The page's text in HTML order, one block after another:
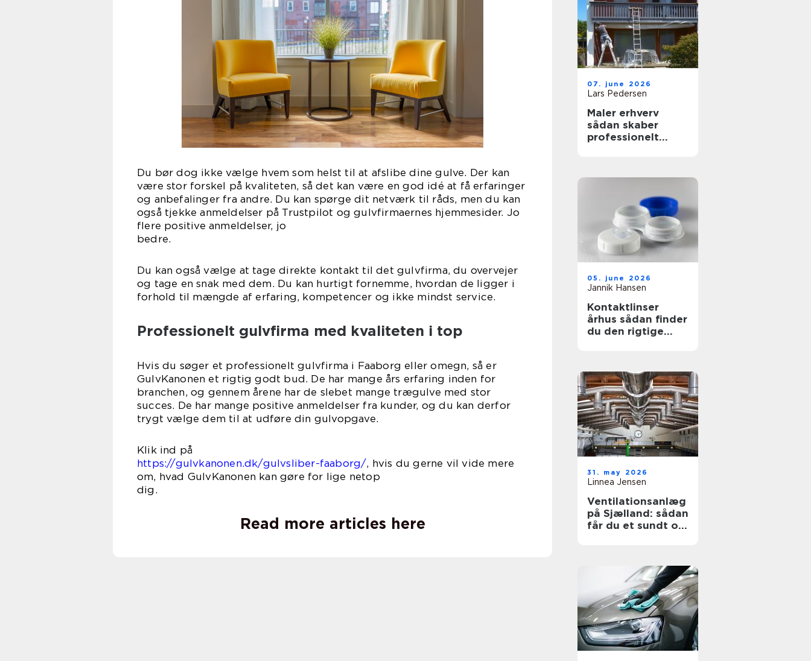
Du bør dog ikke vælge hvem som helst til at afslibe dine gulve. Der kan
være stor forskel på kvaliteten, så det kan være en god idé at få erfaringer
og anbefalinger fra andre. Du kan spørge dit netværk til råds, men du kan
også tjekke anmeldelser på Trustpilot og gulvfirmaernes hjemmesider. Jo
flere positive anmeldelser, jo
bedre.
Du kan også vælge at tage direkte kontakt til det gulvfirma, du overvejer
og tage en snak med dem. Du kan hurtigt fornemme, hvordan de ligger i
forhold til mængde af erfaring, kompetencer og ikke mindst service.
Professionelt gulvfirma med kvaliteten i top
Hvis du søger et professionelt gulvfirma i Faaborg eller omegn, så er
GulvKanonen et rigtig godt bud. De har mange års erfaring inden for
branchen, og gennem årene har de slebet mange trægulve med stor
succes. De har mange positive anmeldelser fra kunder, og du kan derfor
trygt vælge dem til at udføre din gulvopgave.
Klik ind på
https://gulvkanonen.dk/gulvsliber-faaborg/, hvis du gerne vil vide mere
om, hvad GulvKanonen kan gøre for lige netop
dig.
Read more articles here
07. june 2026
Lars Pedersen
Maler erhverv
sådan skaber
professionelt
05. june 2026
Jannik Hansen
Kontaktlinser
århus sådan finder
du den rigtige
31. may 2026
Linnea Jensen
Ventilationsanlæg
på Sjælland: sådan
får du et sundt og